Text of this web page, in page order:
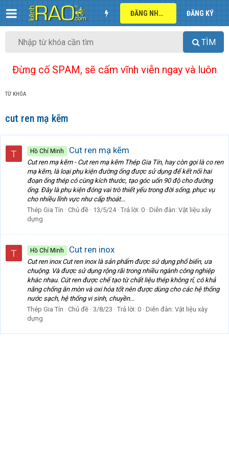
ĐĂNG NHẬP ĐĂNG KÝ
TÌM
Đừng cố SPAM, sẽ cấm vĩnh viễn ngay và luôn
TỪ KHÓA
cut ren mạ kẽm
T Hồ Chí Minh Cut ren mạ kẽm
Cut ren mạ kẽm - Cut ren mạ kẽm Thép Gia Tín, hay còn gọi là co ren
mạ kẽm, là loại phụ kiện đường ống được sử dụng để kết nối hai
đoạn ống thép có cùng kích thước, tạo góc uốn 90 độ cho đường
ống. Đây là phụ kiện đóng vai trò thiết yếu trong đời sống, phục vụ
cho nhiều lĩnh vực như cấp thoát...
Thép Gia Tín
Chủ đề 13/5/24 Trả lời: 0 Diễn đàn: Vật liệu xây
dựng
T Hồ Chí Minh Cut ren inox
Cut ren inox Cut ren inox là sản phẩm được sử dụng phổ biến, ưa
chuộng. Và được sử dụng rộng rãi trong nhiều ngành công nghiệp
khác nhau. Cút ren được chế tạo từ chất liệu thép không rỉ, có khả
năng chống ăn mòn và oxi hóa tốt nên được dùng cho các hệ thống
nước sạch, hệ thống vi sinh, chuyền...
Thép Gia Tín
Chủ đề 3/8/23 Trả lời: 0 Diễn đàn: Vật liệu xây
dựng